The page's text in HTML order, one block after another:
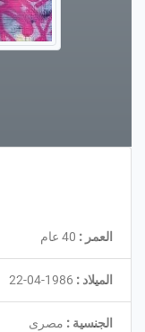
العمر :
الميلاد : 1986-04-22
الجنسية : مصرى